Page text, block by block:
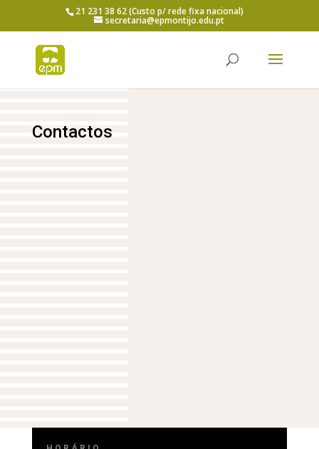
21 231 38 62 (Custo p/ rede fixa nacional)
secretaria@epmontijo.edu.pt
Contactos